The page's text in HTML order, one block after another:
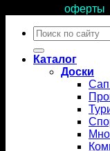
оферты
Искать:
Каталог
Доски
Сап